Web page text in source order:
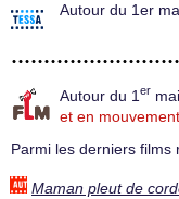
Autour du 1er
Autour du 1 er
et en
Parmi les derniers films
Maman pleut de